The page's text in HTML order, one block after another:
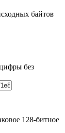
байтов
без
128-битное